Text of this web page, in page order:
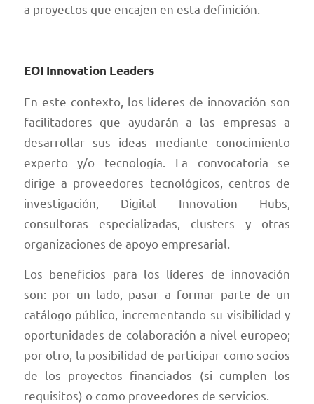
a proyectos que encajen en esta definición.
EOI Innovation Leaders
En este contexto, los líderes de innovación son
facilitadores que ayudarán a las empresas a
desarrollar sus ideas mediante conocimiento
experto y/o tecnología. La convocatoria se
dirige a proveedores tecnológicos, centros de
investigación, Digital Innovation Hubs,
consultoras especializadas, clusters y otras
organizaciones de apoyo empresarial.
Los beneficios para los líderes de innovación
son: por un lado, pasar a formar parte de un
catálogo público, incrementando su visibilidad y
oportunidades de colaboración a nivel europeo;
por otro, la posibilidad de participar como socios
de los proyectos financiados (si cumplen los
requisitos) o como proveedores de servicios.